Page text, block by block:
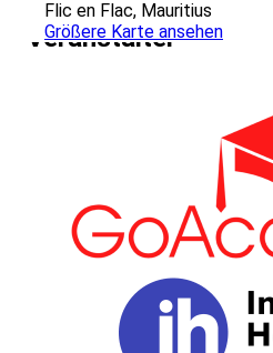
Flic en Flac, Mauritius
Größere Karte ansehen
Veranstalter